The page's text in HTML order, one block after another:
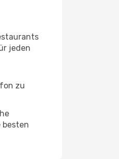
jeden
zu
besten